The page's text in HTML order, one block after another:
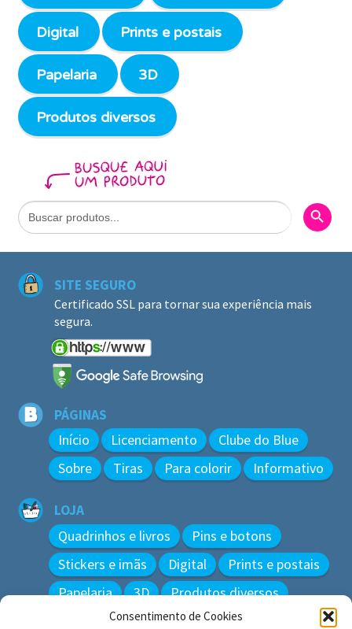
Consentimento de Cookies
Digital Prints e postais
Papelaria 3D
Produtos diversos
Search
for:
Search
SITE SEGURO
Certificado SSL para tornar sua experiência mais
segura.
PÁGINAS
Início Licenciamento
Clube do Blue
Sobre
Tiras Para colorir Informativo
LOJA
Quadrinhos e livros
Pins e botons
Stickers e imãs
Digital
Prints e postais
Papelaria
3D Produtos diversos